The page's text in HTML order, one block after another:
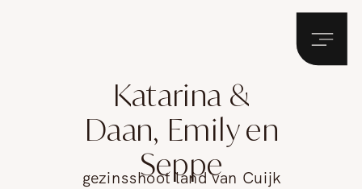
Katarina &
Daan, Emily en
Seppe
gezinsshoot land van Cuijk